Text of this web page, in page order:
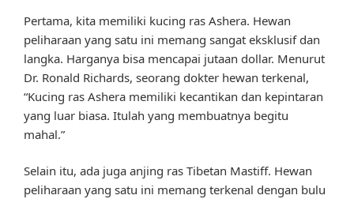
Pertama, kita memiliki kucing ras Ashera. Hewan
peliharaan yang satu ini memang sangat eksklusif dan
langka. Harganya bisa mencapai jutaan dollar. Menurut
Dr. Ronald Richards, seorang dokter hewan terkenal,
“Kucing ras Ashera memiliki kecantikan dan kepintaran
yang luar biasa. Itulah yang membuatnya begitu
mahal.”
Selain itu, ada juga anjing ras Tibetan Mastiff. Hewan
peliharaan yang satu ini memang terkenal dengan bulu